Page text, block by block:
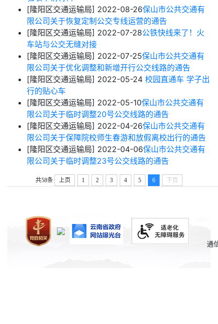
[隆阳区交通运输局] 2022-08-26保山市公共交通有
限公司关于恢复定制公交专线运营的通告
[隆阳区交通运输局] 2022-07-28公铁快线来了！火
车站与公交无缝对接
[隆阳区交通运输局] 2022-07-25保山市公共交通有
限公司关于优化调整和新增开行公交线路的通告
[隆阳区交通运输局] 2022-05-24 校园直通车 学子出
行的贴心车
[隆阳区交通运输局] 2022-05-10保山市公共交通有
限公司关于临时调整20号公交线路的通告
[隆阳区交通运输局] 2022-04-26保山市公共交通有
限公司关于保障院校师生春游和放假离校出行的通告
[隆阳区交通运输局] 2022-04-06保山市公共交通有
限公司关于临时调整23号公交线路的通告
共58条 上页 1 2 3 4 5 6 下页
通